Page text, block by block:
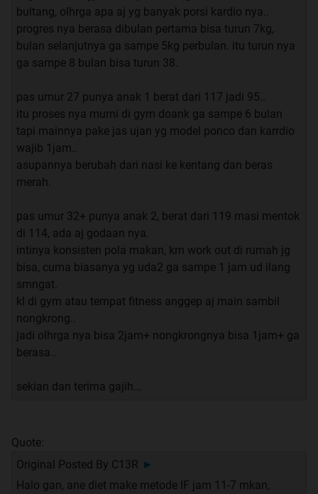
bultang, olhrga apa aj yg banyak porsi kardio nya..
progres nya berasa dibulan pertama bisa turun 7kg,
bulan selanjutnya ga sampe 5kg perbulan. itu turun nya
ga sampe 8 bulan bisa turun 38.
pas umur 27 punya anak 1 berat dari 117 jadi 95..
itu proses nya murni di gym doank ga sampe 6 bulan
tapi mainnya pake jas ujan yg model ponco dan karrdio
wajib 1jam..
asupannya berubah dari nasi ke kentang dan beras
merah.
pas umur 32+ punya anak 2, berat dari 119 masi mentok
di 114, ada aj godaan nya.
intinya konsisten pola makan, krn work out di rumah jg
bisa, cuma biasanya yg uda2 ga sampe 1 jam ud ilang
smngat.
kl di gym atau tempat fitness anggep aj main sambil
nongkrong..
jadi olhrga nya bisa 2jam+ nongkrongnya bisa 1jam+ ga
berasa..
sekian dan terima gajih...
Quote:
Original Posted By C13R ►
Halo gan, ane diet make metode IF jam 11-7 mkan,